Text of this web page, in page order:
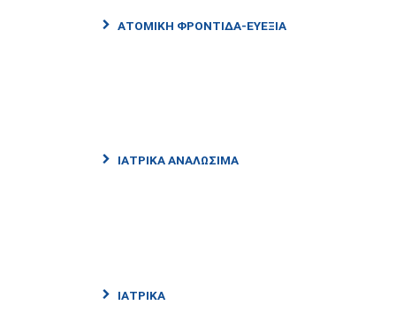
ΑΤΟΜΙΚΗ ΦΡΟΝΤΙΔΑ-ΕΥΕΞΙΑ
ΙΑΤΡΙΚΑ ΑΝΑΛΩΣΙΜΑ
ΙΑΤΡΙΚΑ